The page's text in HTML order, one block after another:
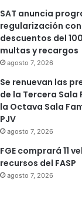
SAT anuncia
regularización con
descuentos del
multas y recargos
agosto 7, 2026
Se renuevan las
de la Tercera Sala
la Octava Sala
PJV
agosto 7, 2026
FGE comprará 11
recursos del FASP
agosto 7, 2026